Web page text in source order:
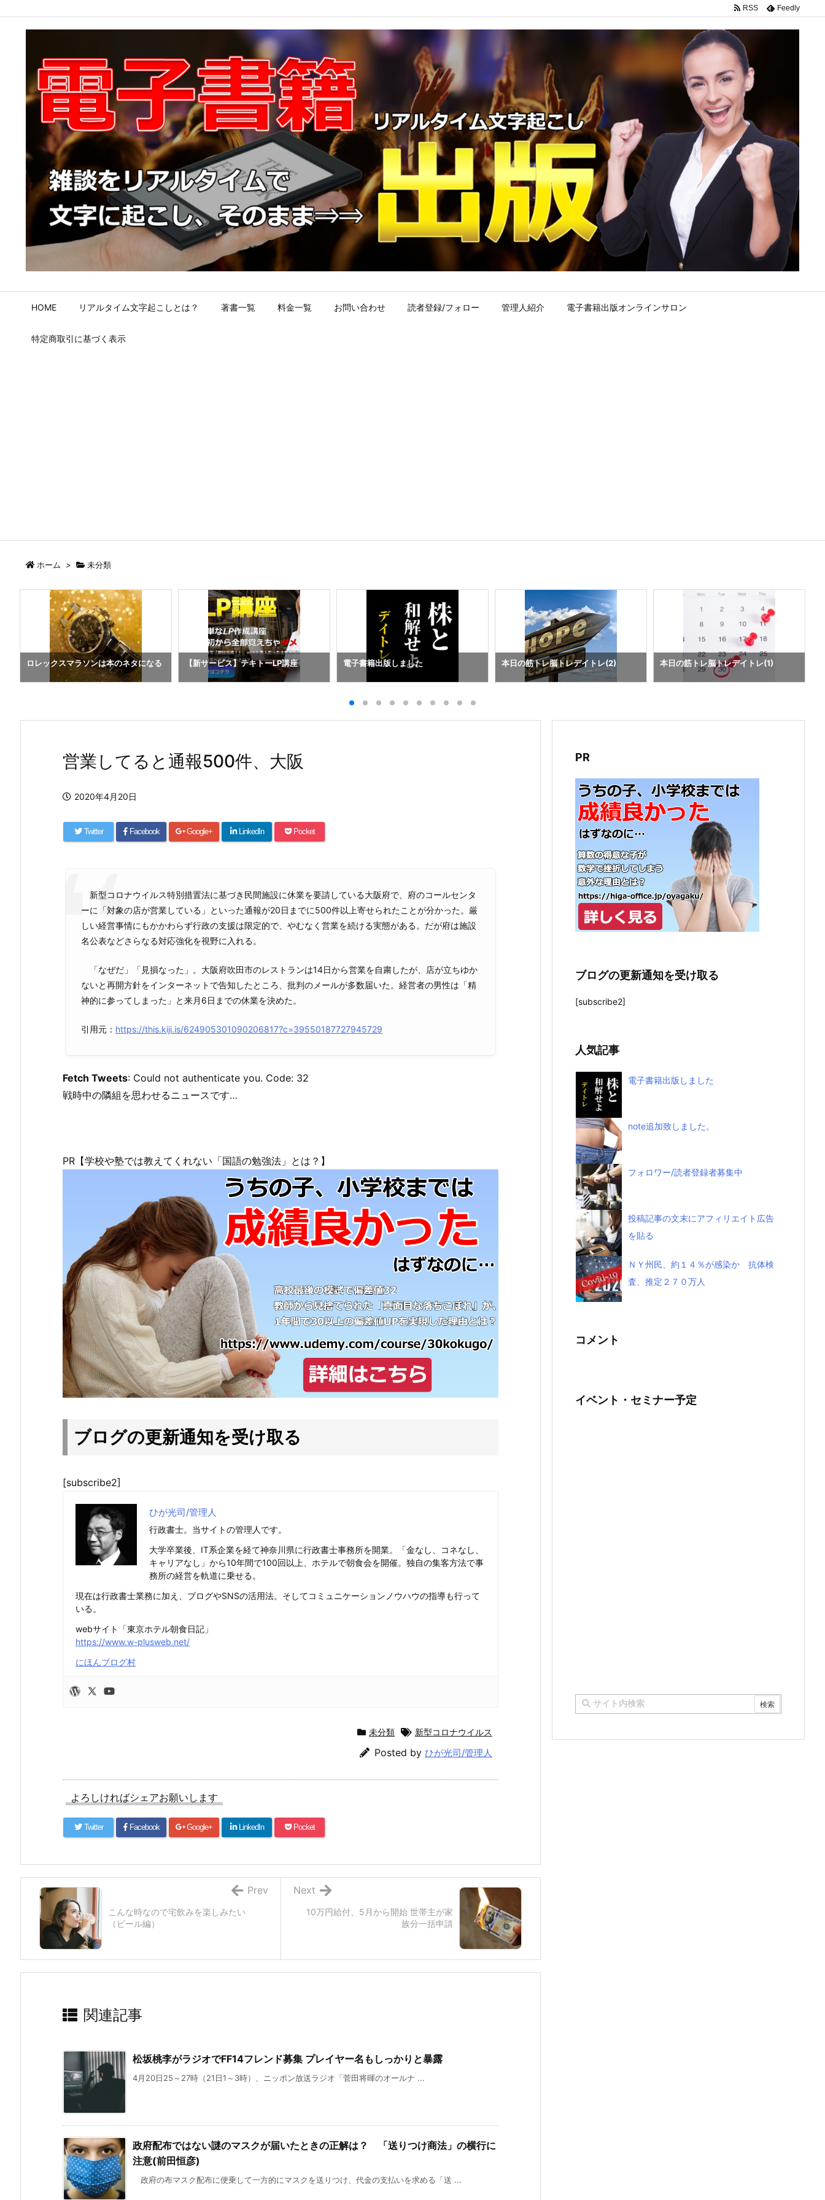
HOME リアルタイム文字起こしとは？ 著書一覧 料金一覧 お問い合わせ 読者登録/フォロー 管理人紹介 電子書籍出版オンラインサロン
特定商取引に基づく表示
RSS Feedly
ホーム > 未分類
ロレックスマラソンは本のネタになる 【新サービス】テキトーLP講座 電子書籍出版しました 本日の筋トレ脳トレデイトレ(2) 本日の筋トレ脳トレデイトレ(1)
営業してると通報500件、大阪
2020年4月20日
Twitter Facebook Google+ LinkedIn Pocket
新型コロナウイルス特別措置法に基づき民間施設に休業を要請している大阪府で、府のコールセンタ
ーに「対象の店が営業している」といった通報が20日までに500件以上寄せられたことが分かった。厳
しい経営事情にもかかわらず行政の支援は限定的で、やむなく営業を続ける実態がある。だが府は施設
名公表などさらなる対応強化を視野に入れる。
「なぜだ」「見損なった」。大阪府吹田市のレストランは14日から営業を自粛したが、店が立ちゆか
ないと再開方針をインターネットで告知したところ、批判のメールが多数届いた。経営者の男性は「精
神的に参ってしまった」と来月6日までの休業を決めた。
引用元： https://this.kiji.is/624905301090206817?c=39550187727945729
Fetch Tweets: Could not authenticate you. Code: 32
戦時中の隣組を思わせるニュースです…
PR【学校や塾では教えてくれない「国語の勉強法」とは？】
ブログの更新通知を受け取る
[subscribe2]
ひが光司/管理人
行政書士。当サイトの管理人です。
大学卒業後、IT系企業を経て神奈川県に行政書士事務所を開業。「金なし、コネなし、
キャリアなし」から10年間で100回以上、ホテルで朝食会を開催。独自の集客方法で事
務所の経営を軌道に乗せる。
現在は行政書士業務に加え、ブログやSNSの活用法。そしてコミュニケーションノウハウの指導も行って
いる。
webサイト「東京ホテル朝食日記」
https://www.w-plusweb.net/
にほんブログ村
未分類 新型コロナウイルス
Posted by ひが光司/管理人
よろしければシェアお願いします
Twitter Facebook Google+ LinkedIn Pocket
10万円給付、5月から開始 世帯主が家
族分一括申請
Next
こんな時なので宅飲みを楽しみたい
（ビール編）
Prev
関連記事
松坂桃李がラジオでFF14フレンド募集 プレイヤー名もしっかりと暴露
4月20日25～27時（21日1～3時）、ニッポン放送ラジオ「菅田将暉のオールナ ...
政府配布ではない謎のマスクが届いたときの正解は？ 「送りつけ商法」の横行に
注意(前田恒彦)
政府の布マスク配布に便乗して一方的にマスクを送りつけ、代金の支払いを求める「送 ...
PR
ブログの更新通知を受け取る
[subscribe2]
人気記事
電子書籍出版しました
note追加致しました。
フォロワー/読者登録者募集中
投稿記事の文末にアフィリエイト広告
を貼る
ＮＹ州民、約１４％が感染か 抗体検
査、推定２７０万人
コメント
イベント・セミナー予定